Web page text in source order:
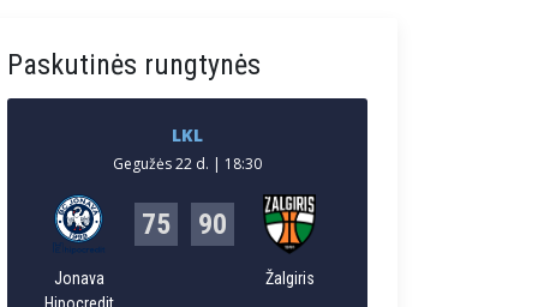
Paskutinės rungtynės
LKL
Gegužės 22 d. | 18:30
Jonava
75 90
Žalgiris